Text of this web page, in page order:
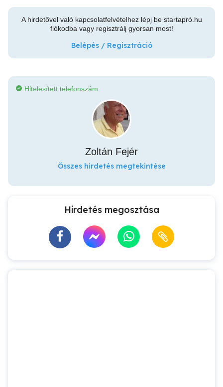
A hirdetővel való kapcsolatfelvételhez lépj be startapró.hu
fiókodba vagy regisztrálj gyorsan most!
Belépés / Regisztráció
Hitelesített telefonszám
Zoltán Fejér
Összes hirdetés megtekintése
Hirdetés megosztása